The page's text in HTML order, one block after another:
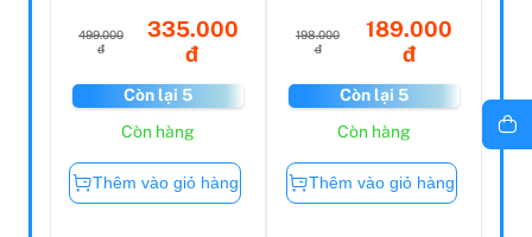
499.000
đ
335.000
đ
Còn lại 5
Còn hàng
Thêm vào giỏ hàng
198.000
đ
189.000
đ
Còn lại 5
Còn hàng
Thêm vào giỏ hàng